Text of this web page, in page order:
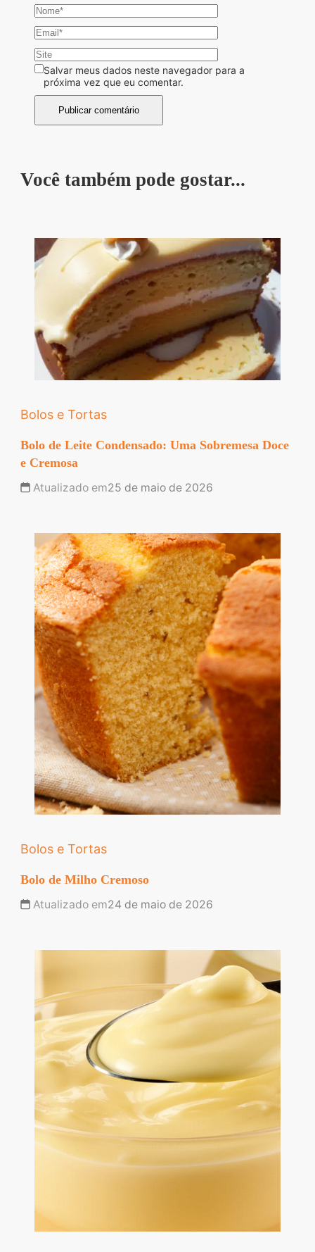
Salvar meus dados neste navegador para a
próxima vez que eu comentar.
Você também pode gostar...
Bolos e Tortas
Bolo de Leite Condensado: Uma Sobremesa Doce
e Cremosa
Atualizado em25 de maio de 2026
Bolos e Tortas
Bolo de Milho Cremoso
Atualizado em24 de maio de 2026